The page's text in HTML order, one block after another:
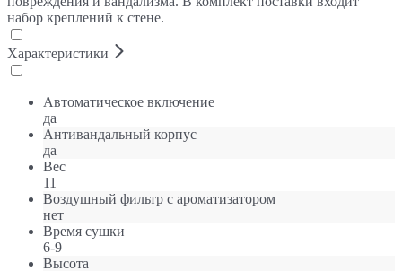
набор креплений к стене.
Характеристики
Автоматическое включение
да
Антивандальный корпус
да
Вес
11
Воздушный фильтр с ароматизатором
нет
Время сушки
6-9
Высота